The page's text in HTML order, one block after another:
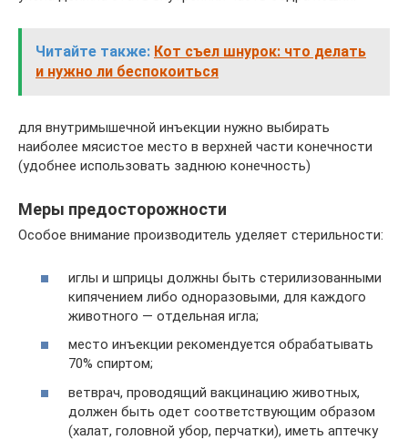
Читайте также: Кот съел шнурок: что делать
и нужно ли беспокоиться
для внутримышечной инъекции нужно выбирать
наиболее мясистое место в верхней части конечности
(удобнее использовать заднюю конечность)
Меры предосторожности
Особое внимание производитель уделяет стерильности:
иглы и шприцы должны быть стерилизованными
кипячением либо одноразовыми, для каждого
животного — отдельная игла;
место инъекции рекомендуется обрабатывать
70% спиртом;
ветврач, проводящий вакцинацию животных,
должен быть одет соответствующим образом
(халат, головной убор, перчатки), иметь аптечку